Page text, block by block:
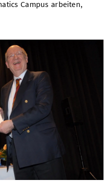
Campus arbeiten,